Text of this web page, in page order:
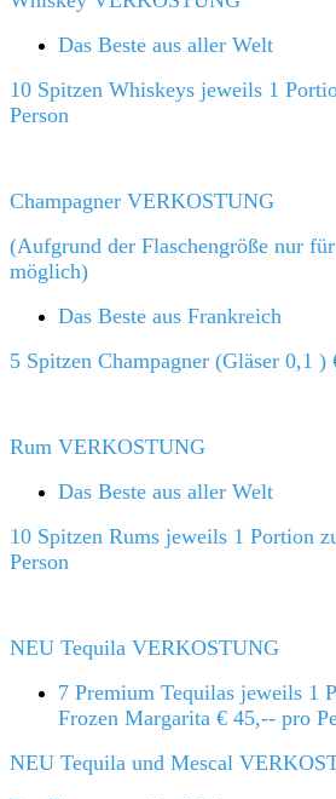
Das Beste aus aller Welt
10 Spitzen Whiskeys jeweils 1
Person
Champagner VERKOSTUNG
(Aufgrund der Flaschengröße nur
möglich)
Das Beste aus Frankreich
5 Spitzen Champagner (Gläser 0,1 )
Rum VERKOSTUNG
Das Beste aus aller Welt
10 Spitzen Rums jeweils 1 Portion
Person
NEU Tequila VERKOSTUNG
7 Premium Tequilas jeweils 1
Frozen Margarita € 45,-- pro
NEU Tequila und Mescal